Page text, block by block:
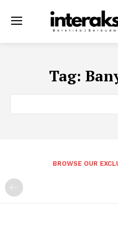
Tag:
BROWSE OUR